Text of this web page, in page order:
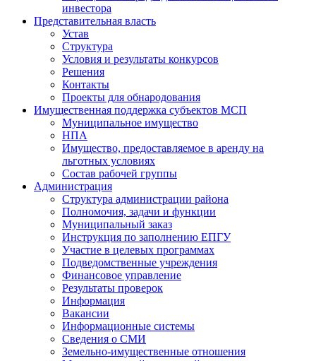
инвестора
Представительная власть
Устав
Структура
Условия и результаты конкурсов
Решения
Контакты
Проекты для обнародования
Имущественная поддержка субъектов МСП
Муниципальное имущество
НПА
Имущество, предоставляемое в аренду на
льготных условиях
Состав рабочей группы
Администрация
Структура администрации района
Полномочия, задачи и функции
Муниципальный заказ
Инструкция по заполнению ЕПГУ
Участие в целевых программах
Подведомственные учреждения
Финансовое управление
Результаты проверок
Информация
Вакансии
Информационные системы
Сведения о СМИ
Земельно-имущественные отношения